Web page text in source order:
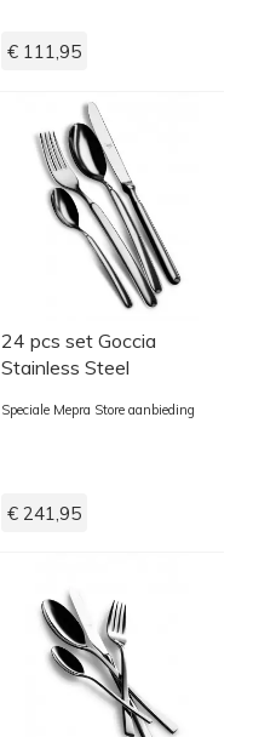
€ 111,95
24 pcs set Goccia
Stainless Steel
Speciale Mepra Store aanbieding
€ 241,95